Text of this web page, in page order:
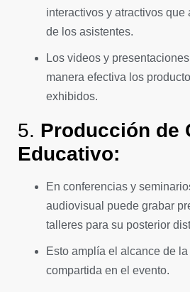
interactivos y atractivos que
de los asistentes.
Los videos y
manera efectiva los
exhibidos.
5. Producción de
Educativo:
En conferencias y
audiovisual puede grabar
talleres para su posterior
Esto amplía el alcance de
compartida en el evento.